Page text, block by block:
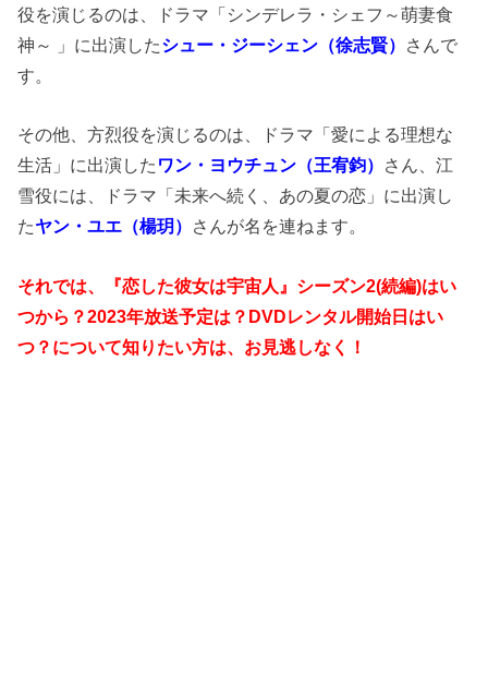
役を演じるのは、ドラマ「シンデレラ・シェフ～萌妻食
神～ 」に出演したシュー・ジーシェン（徐志賢） さんで
す。
その他、方烈役を演じるのは、ドラマ「愛による理想な
生活」に出演した ワン・ヨウチュン（王宥鈞） さん、江
雪役には、ドラマ「未来へ続く、あの夏の恋」に出演し
たヤン・ユエ（楊玥） さんが名を連ねます。
それでは、『恋した彼女は宇宙人』シーズン2(続編)はい
つから？2023年放送予定は？DVDレンタル開始日はい
つ？について知りたい方は、お見逃しなく！